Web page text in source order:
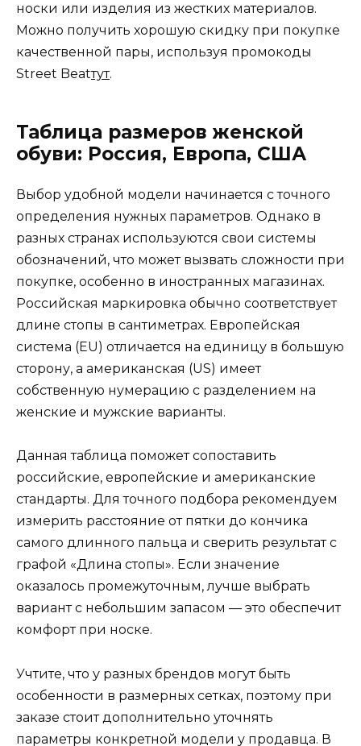
носки или изделия из жестких материалов.
Можно получить хорошую скидку при покупке
качественной пары, используя промокоды
Street Beatтут.
Таблица размеров женской
обуви: Россия, Европа, США
Выбор удобной модели начинается с точного
определения нужных параметров. Однако в
разных странах используются свои системы
обозначений, что может вызвать сложности при
покупке, особенно в иностранных магазинах.
Российская маркировка обычно соответствует
длине стопы в сантиметрах. Европейская
система (EU) отличается на единицу в большую
сторону, а американская (US) имеет
собственную нумерацию с разделением на
женские и мужские варианты.
Данная таблица поможет сопоставить
российские, европейские и американские
стандарты. Для точного подбора рекомендуем
измерить расстояние от пятки до кончика
самого длинного пальца и сверить результат с
графой «Длина стопы». Если значение
оказалось промежуточным, лучше выбрать
вариант с небольшим запасом — это обеспечит
комфорт при носке.
Учтите, что у разных брендов могут быть
особенности в размерных сетках, поэтому при
заказе стоит дополнительно уточнять
параметры конкретной модели у продавца. В